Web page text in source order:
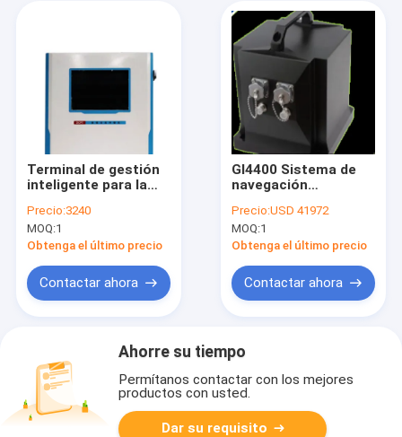
Terminal de gestión
inteligente para la
tratamiento de
datos BW-DCPT
Precio:3240
MOQ:1
Obtenga el último precio
Contactar ahora
GI4400 Sistema de
navegación
óptica de alta
precisión
Precio:USD 41972
MOQ:1
Obtenga el último precio
Contactar ahora
Ahorre su tiempo
Permítanos contactar con los mejores
productos con usted.
Dar su requisito